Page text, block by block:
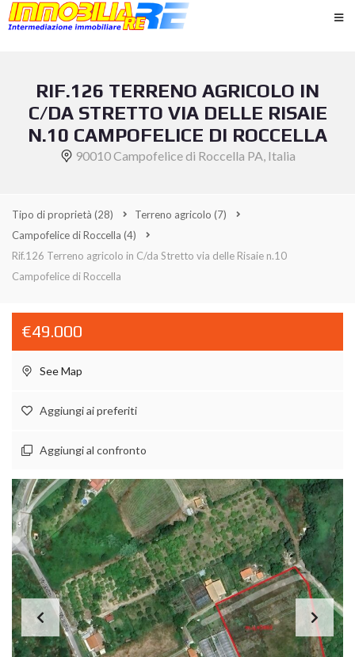
RIF.126 TERRENO AGRICOLO IN
C/DA STRETTO VIA DELLE RISAIE
N.10 CAMPOFELICE DI ROCCELLA
90010 Campofelice di Roccella PA, Italia
Tipo di proprietà (28) Terreno agricolo (7)
Campofelice di Roccella (4)
Rif.126 Terreno agricolo in C/da Stretto via delle Risaie n.10
Campofelice di Roccella
€49.000
See Map
Aggiungi ai preferiti
Aggiungi al confronto